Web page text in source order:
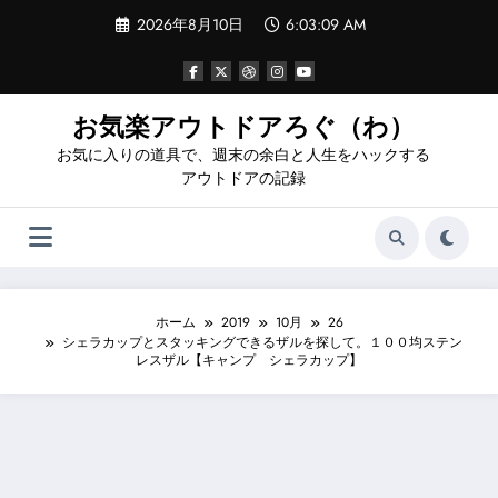
ツ
2026年8月10日 6:03:10 AM
お気楽アウトドアろぐ（わ）
お気に入りの道具で、週末の余白と人生をハックする
アウトドアの記録
ホーム 2019 10月
26
シェラカップとスタッキングできるザルを探して。１００均ステン
レスザル【キャンプ シェラカップ】